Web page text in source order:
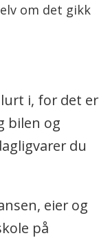
om det gikk
i, for det er
bilen og
du
eier og
på